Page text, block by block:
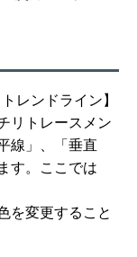
レンドライン】
リトレースメン
線」、「垂直
す。ここでは
を変更すること